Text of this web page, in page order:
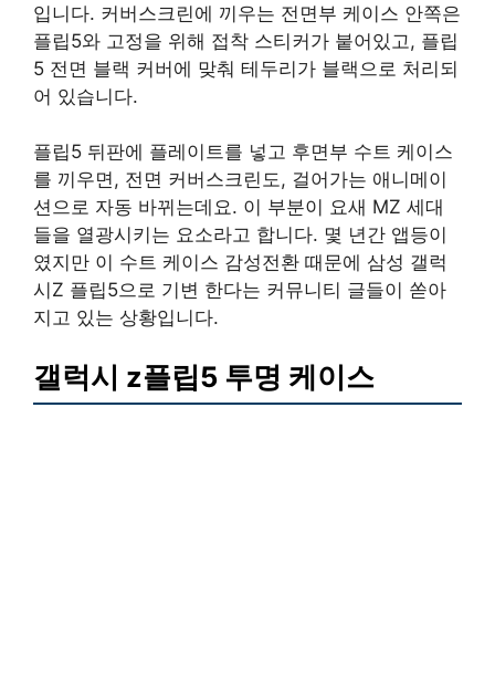
입니다. 커버스크린에 끼우는 전면부 케이스 안쪽은
플립5와 고정을 위해 접착 스티커가 붙어있고, 플립
5 전면 블랙 커버에 맞춰 테두리가 블랙으로 처리되
어 있습니다.
플립5 뒤판에 플레이트를 넣고 후면부 수트 케이스
를 끼우면, 전면 커버스크린도, 걸어가는 애니메이
션으로 자동 바뀌는데요. 이 부분이 요새 MZ 세대
들을 열광시키는 요소라고 합니다. 몇 년간 앱등이
였지만 이 수트 케이스 감성전환 때문에 삼성 갤럭
시Z 플립5으로 기변 한다는 커뮤니티 글들이 쏟아
지고 있는 상황입니다.
갤럭시 z플립5 투명 케이스